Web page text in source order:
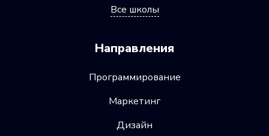
Все школы
Направления
Программирование
Маркетинг
Дизайн